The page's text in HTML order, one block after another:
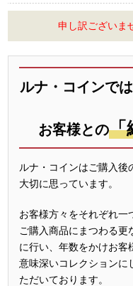
申し訳ございま
ルナ・コインでは
お客様との「
ルナ・コインはご購入後
大切に思っています。
お客様方々をそれぞれ一
ご購入商品にまつわる更
に行い、年数をかけお客
意味深いコレクションに
ただいております。